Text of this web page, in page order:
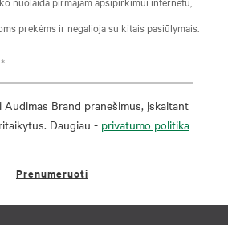
prekėms ir negalioja su kitais pasiūlymais.
Brand pranešimus, įskaitant
Daugiau - privatumo politika
Prenumeruoti